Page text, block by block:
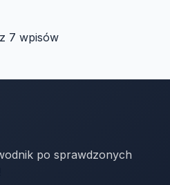
7 wpisów
po sprawdzonych